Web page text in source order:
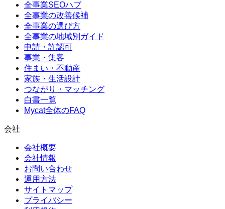
全事業SEOハブ
全事業の改善候補
全事業の選び方
全事業の地域別ガイド
申請・許認可
事業・集客
住まい・不動産
家族・生活設計
つながり・マッチング
白書一覧
Mycat全体のFAQ
会社
会社概要
会社情報
お問い合わせ
運用方法
サイトマップ
プライバシー